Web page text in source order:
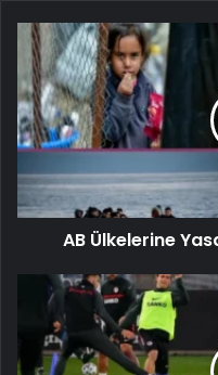
AB Ülkelerine